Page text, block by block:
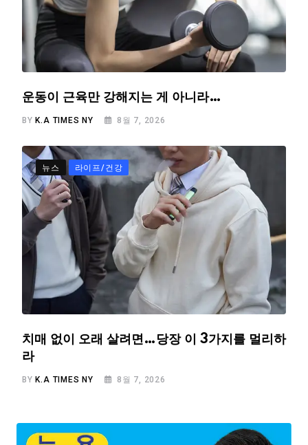
운동이 근육만 강해지는 게 아니라…
BY K.A TIMES NY 8월 7, 2026
뉴스 라이프/건강
치매 없이 오래 살려면…당장 이 3가지를 멀리하
라
BYK.A TIMES NY 8월 7, 2026